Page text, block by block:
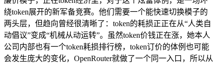
绕token展开的新军备竞赛。他们需要一个能快速切换模子的
两头层，但趋向曾经很清晰了：token的耗损正正在从“人类自
动倡议”变成“机械从动运转”。虽然token价钱正在涨，她本人
公司内部也有一个token耗损排行榜，token订价的体例也可能
会发生庞大的变化，OpenRouter就做了一个同一入口，所以从